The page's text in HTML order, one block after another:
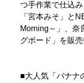
つ手作業で仕込
「宮本みそ」と
Morning～」、奈
グボード」を販売
■大人気「バナナ